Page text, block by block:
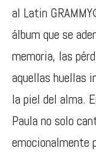
al Latin
álbum que se
memoria, las
aquellas huellas
la piel del alma.
Paula no solo
emocionalmente